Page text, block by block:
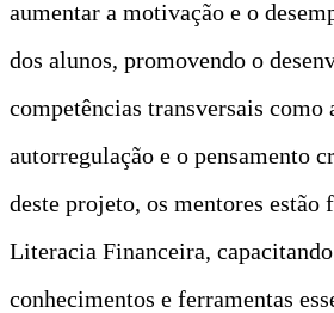
aumentar a motivação e o
dos alunos, promovendo o
competências transversais como
autorregulação e o pensamento
deste projeto, os mentores estão
Literacia Financeira,
conhecimentos e ferramentas